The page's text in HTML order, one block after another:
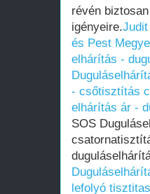
révén
igényeire.
és Pest
elhárítás -
- csőtisztítás
elhárítás ár -
SOS
lefolyó